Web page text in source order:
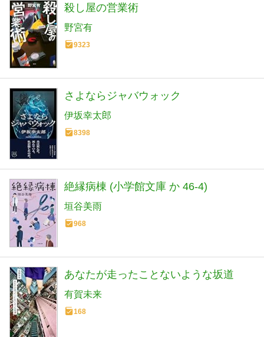
殺し屋の営業術
野宮有
9323
さよならジャバウォック
伊坂幸太郎
8398
絶縁病棟 (小学館文庫 か 46-4)
垣谷美雨
968
あなたが走ったことないような坂道
有賀未来
168